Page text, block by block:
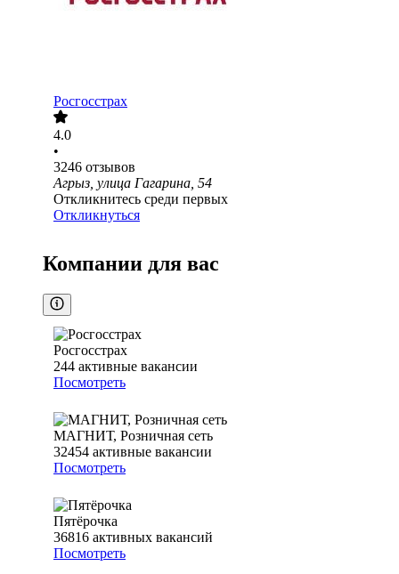
Росгосстрах
4.0
•
3246 отзывов
Агрыз, улица Гагарина, 54
Откликнитесь среди первых
Откликнуться
Компании для вас
Росгосстрах
244 активные вакансии
Посмотреть
МАГНИТ, Розничная сеть
32454 активные вакансии
Посмотреть
Пятёрочка
36816 активных вакансий
Посмотреть